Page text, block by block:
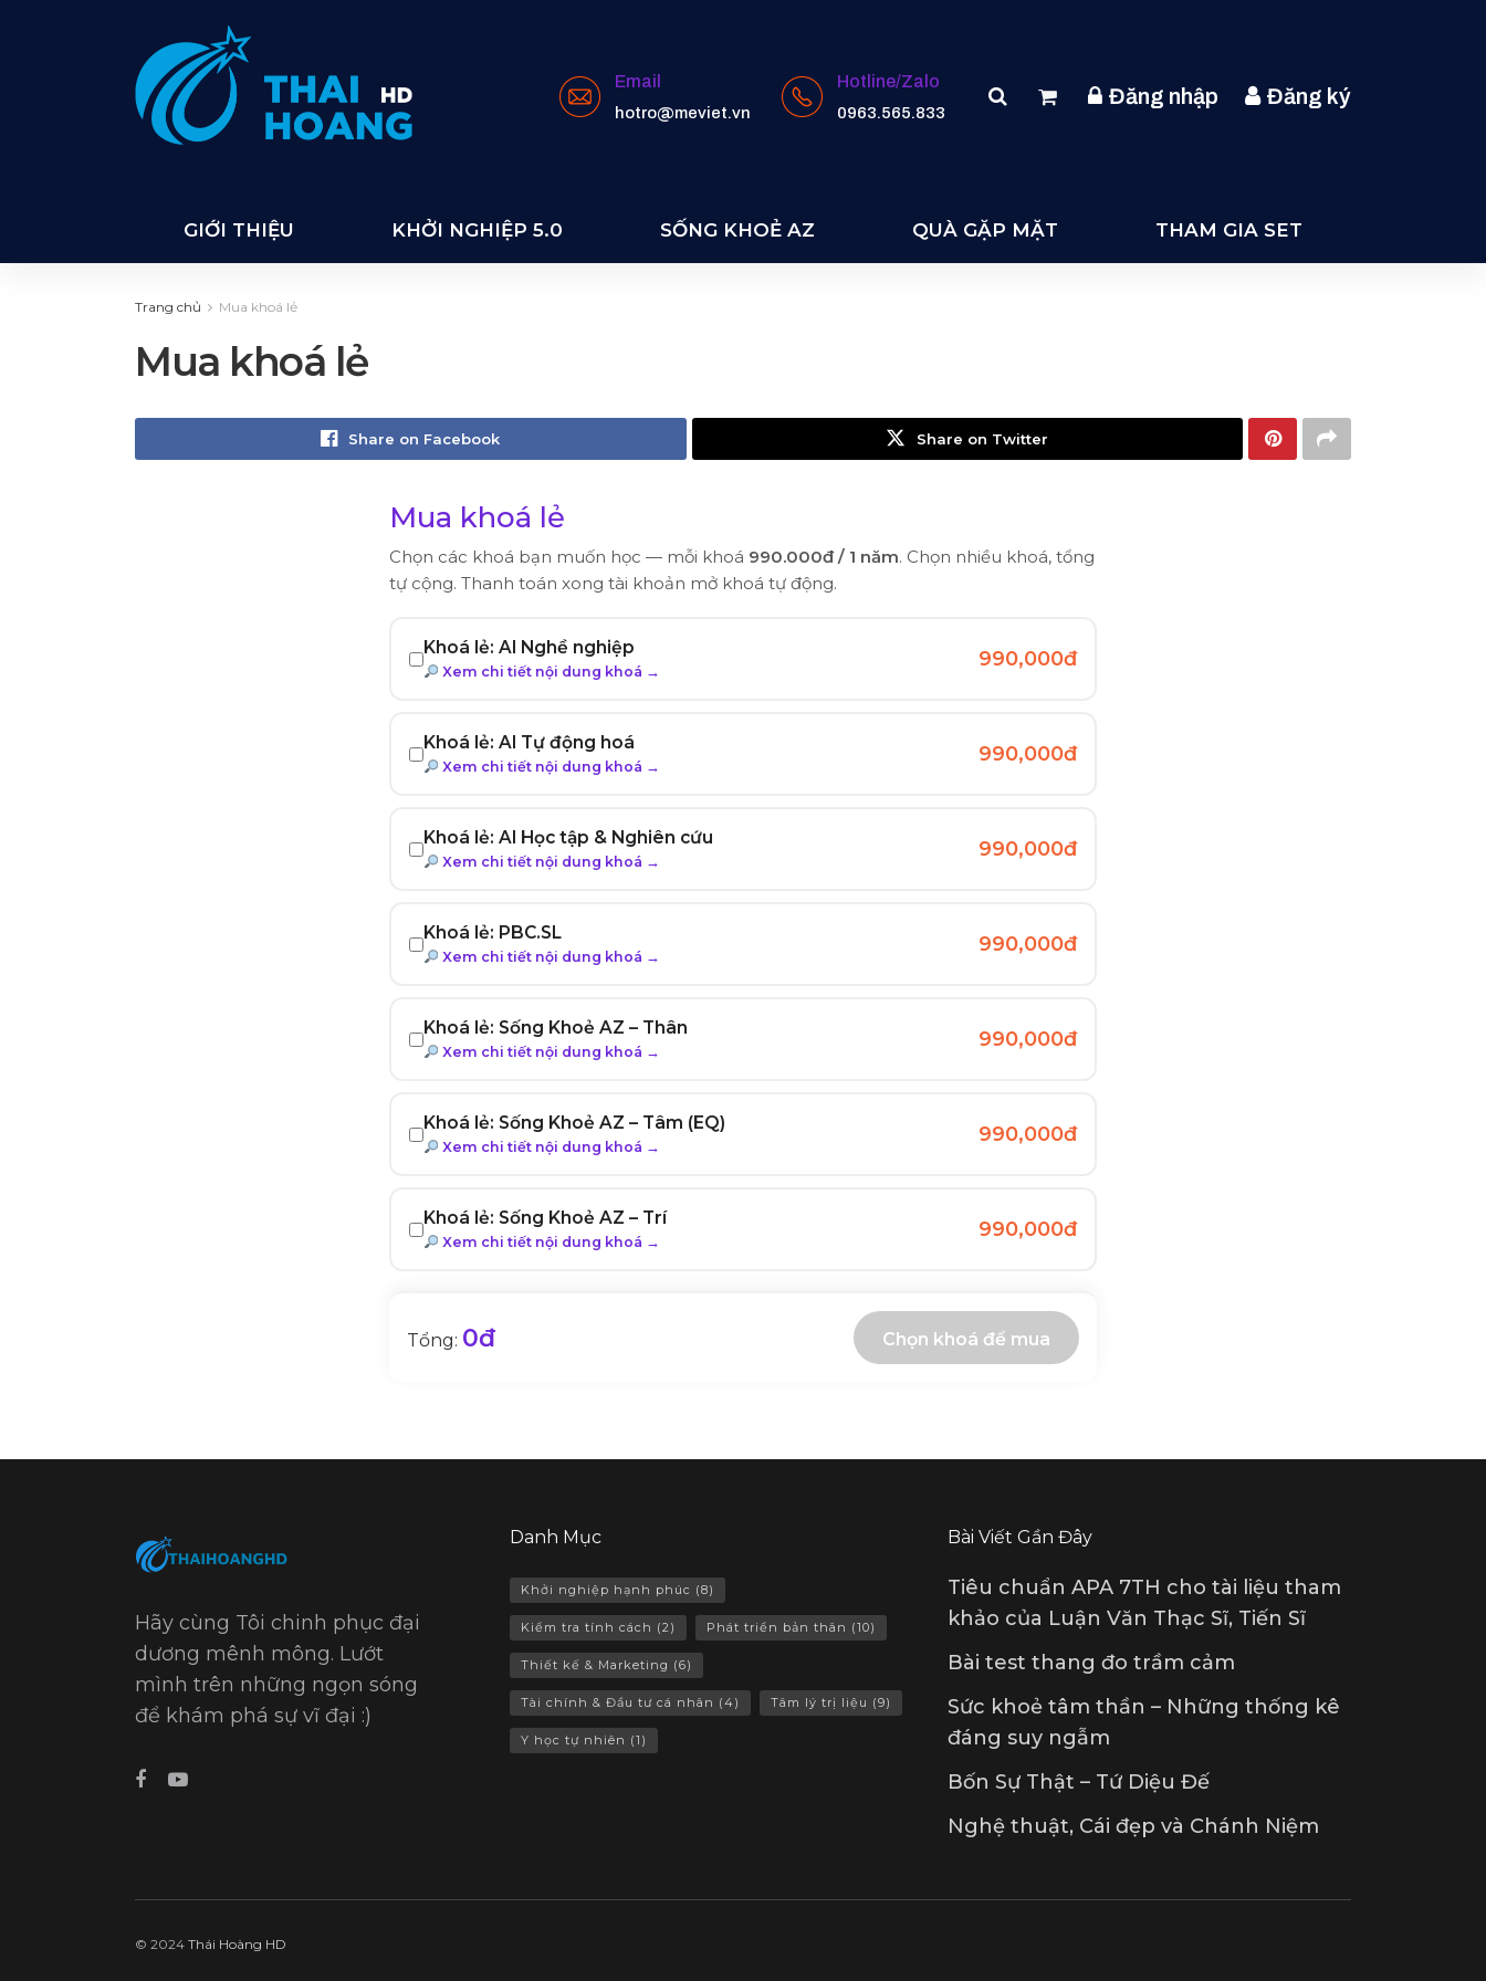
Email
hotro@meviet.vn
Hotline/Zalo
0963.565.833
Đăng nhập Đăng ký
GIỚI THIỆU KHỞI NGHIỆP 5.0 SỐNG KHOẺ AZ QUÀ GẶP MẶT THAM GIA SET
Trang chủ Mua khoá lẻ
Mua khoá lẻ
Share on Facebook Share on Twitter
Mua khoá lẻ
Chọn các khoá bạn muốn học — mỗi khoá 990.000đ / 1 năm. Chọn nhiều khoá, tổng
tự cộng. Thanh toán xong tài khoản mở khoá tự động.
Khoá lẻ: AI Nghề nghiệp
Xem chi tiết nội dung khoá →
990,000đ
Khoá lẻ: AI Tự động hoá
Xem chi tiết nội dung khoá →
990,000đ
Khoá lẻ: AI Học tập & Nghiên cứu
Xem chi tiết nội dung khoá →
990,000đ
Khoá lẻ: PBC.SL
Xem chi tiết nội dung khoá →
990,000đ
Khoá lẻ: Sống Khoẻ AZ – Thân
Xem chi tiết nội dung khoá →
990,000đ
Khoá lẻ: Sống Khoẻ AZ – Tâm (EQ)
Xem chi tiết nội dung khoá →
990,000đ
Khoá lẻ: Sống Khoẻ AZ – Trí
Xem chi tiết nội dung khoá →
990,000đ
Tổng: 0đ Chọn khoá để mua
Hãy cùng Tôi chinh phục đại
dương mênh mông. Lướt
mình trên những ngọn sóng
để khám phá sự vĩ đại :)
Danh Mục
Khởi nghiệp hạnh phúc (8)
Kiểm tra tính cách (2) Phát triển bản thân (10)
Thiết kế & Marketing (6)
Tài chính & Đầu tư cá nhân (4) Tâm lý trị liệu (9)
Y học tự nhiên (1)
Bài Viết Gần Đây
Tiêu chuẩn APA 7TH cho tài liệu tham
khảo của Luận Văn Thạc Sĩ, Tiến Sĩ
Bài test thang đo trầm cảm
Sức khoẻ tâm thần – Những thống kê
đáng suy ngẫm
Bốn Sự Thật – Tứ Diệu Đế
Nghệ thuật, Cái đẹp và Chánh Niệm
© 2024 Thái Hoàng HD